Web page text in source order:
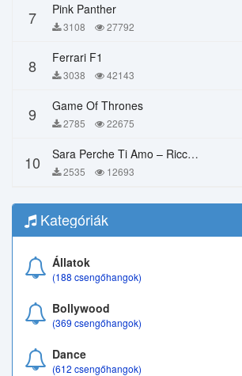
7 Pink Panther
3108 27792
8 Ferrari F1
3038 42143
9 Game Of Thrones
2785 22675
10 Sara Perche Ti Amo – Ricchi E Poveri
2535 12693
Kategóriák
Állatok
(188 csengőhangok)
Bollywood
(369 csengőhangok)
Dance
(612 csengőhangok)